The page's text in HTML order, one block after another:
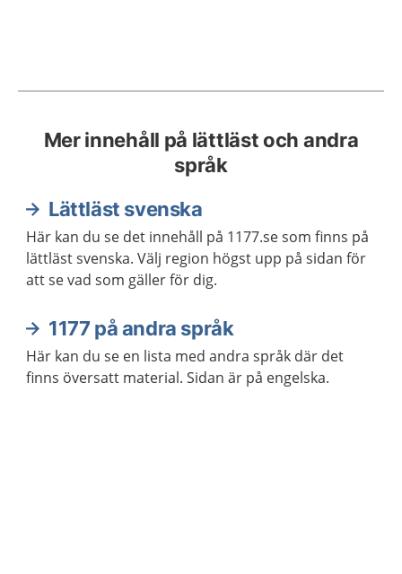
Mer innehåll på lättläst och andra
språk
Lättläst svenska
Här kan du se det innehåll på 1177.se som finns på
lättläst svenska. Välj region högst upp på sidan för
att se vad som gäller för dig.
1177 på andra språk
Här kan du se en lista med andra språk där det
finns översatt material. Sidan är på engelska.